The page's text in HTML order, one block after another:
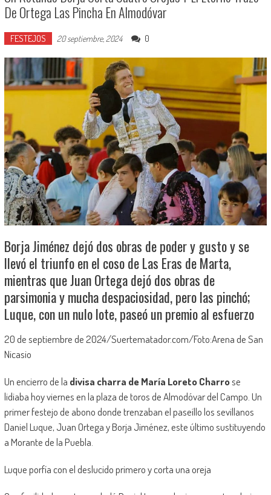
De Ortega Las Pincha En Almodóvar
FESTEJOS 20 septiembre, 2024 0
Borja Jiménez dejó dos obras de poder y gusto y se
llevó el triunfo en el coso de Las Eras de Marta,
mientras que Juan Ortega dejó dos obras de
parsimonia y mucha despaciosidad, pero las pinchó;
Luque, con un nulo lote, paseó un premio al esfuerzo
20 de septiembre de 2024/Suertematador.com/Foto:Arena de San
Nicasio
Un encierro de la divisa charra de María Loreto Charrose
lidiaba hoy viernes en la plaza de toros de Almodóvar del Campo. Un
primer festejo de abono donde trenzaban el paseíllo los sevillanos
Daniel Luque, Juan Ortega y Borja Jiménez, este último sustituyendo
a Morante de la Puebla.
Luque porfía con el deslucido primero y corta una oreja